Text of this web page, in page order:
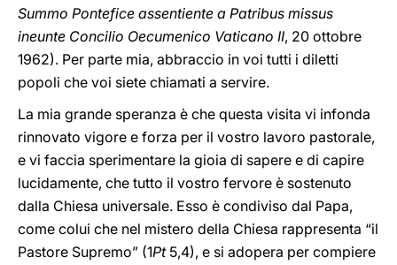
Summo Pontefice assentiente a Patribus missus
ineunte Concilio Oecumenico Vaticano II, 20 ottobre
1962). Per parte mia, abbraccio in voi tutti i diletti
popoli che voi siete chiamati a servire.
La mia grande speranza è che questa visita vi infonda
rinnovato vigore e forza per il vostro lavoro pastorale,
e vi faccia sperimentare la gioia di sapere e di capire
lucidamente, che tutto il vostro fervore è sostenuto
dalla Chiesa universale. Esso è condiviso dal Papa,
come colui che nel mistero della Chiesa rappresenta “il
Pastore Supremo” (1Pt5,4), e si adopera per compiere